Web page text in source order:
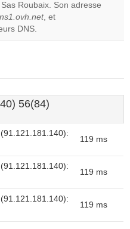
Do you
own this
Roubaix. Son adresse
, et
DNS.
56(84)
119 ms
119 ms
119 ms